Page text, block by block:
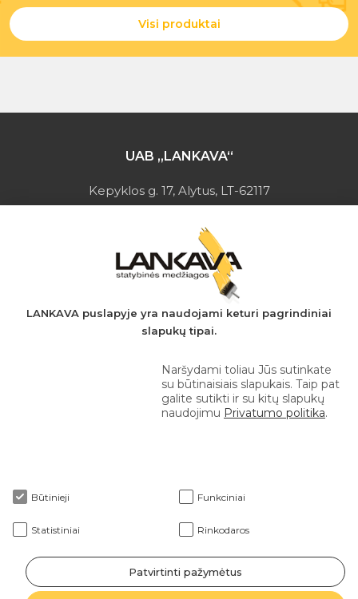
Visi produktai
UAB „LANKAVA“
Kepyklos g. 17, Alytus, LT-62117
Įmonės kodas: 149728275
PVM mokėtojo kodas: LT497282716
A.s.: LT037044060001923651
AB SEB bankas
+370 610 42 222
Apie mus
Klientams
2026 © Lankava visos teisės saugomos
LANKAVA puslapyje yra naudojami keturi pagrindiniai
slapukų tipai.
Naršydami toliau Jūs sutinkate
su būtinaisiais slapukais. Taip pat
galite sutikti ir su kitų slapukų
naudojimu Privatumo politika.
Būtinieji Funkciniai
Statistiniai Rinkodaros
Patvirtinti pažymėtus